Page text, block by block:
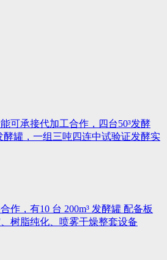
可承接代加工合作，四台50³发酵
酵罐，一组三吨四连中试验证发酵实
作，有10 台 200m³ 发酵罐 配备板
树脂纯化、喷雾干燥整套设备